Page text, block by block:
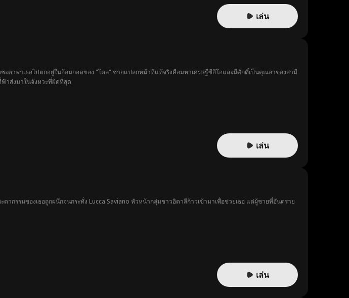
เล่น
ชะตาพาเธอไปตกอยู่ในอ้อมกอดของ "โคล" ชายแปลกหน้าที่แท้จริงคือมหาเศรษฐีซีอีโอและมีศักดิ์เป็นคุณอาของสามี
ฟ้าส่งมาในจังหวะที่ผิดที่สุด
เล่น
ากรรมของเธอถูกผนึกจนกระทั่ง Lucca Saviano หัวหน้ากลุ่มชาวอิตาลีก้าวเข้ามาเพื่อช่วยเธอ แต่ผู้ชายที่อันตราย
เล่น